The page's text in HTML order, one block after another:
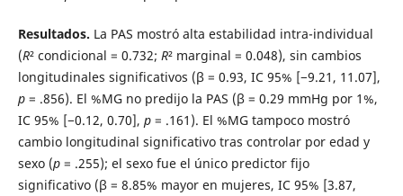
Resultados. La PAS mostró alta estabilidad intra-individual
(R² condicional = 0.732; R² marginal = 0.048), sin cambios
longitudinales significativos (β = 0.93, IC 95% [−9.21, 11.07],
p= .856). El %MG no predijo la PAS (β = 0.29 mmHg por 1%,
IC 95% [−0.12, 0.70], p= .161). El %MG tampoco mostró
cambio longitudinal significativo tras controlar por edad y
sexo (p= .255); el sexo fue el único predictor fijo
significativo (β = 8.85% mayor en mujeres, IC 95% [3.87,